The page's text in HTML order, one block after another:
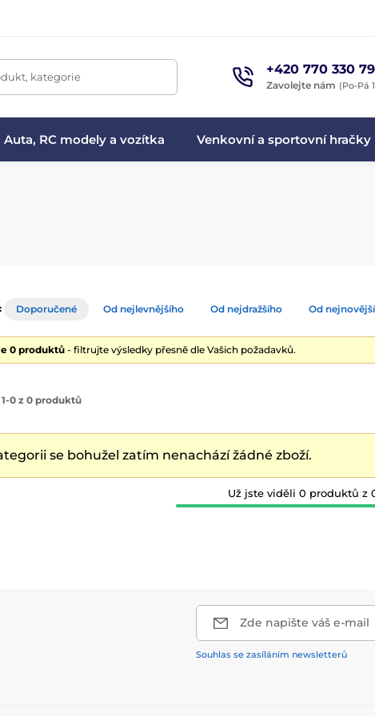
kategorie +420 770 330
Zavolejte nám (Po-Pá
Auta, RC modely a vozítka Venkovní a sportovní hračky
Doporučené Od nejlevnějšího Od nejdražšího Od
0 produktů - filtrujte výsledky přesně dle Vašich požadavků.
0 z 0 produktů
se bohužel zatím nenachází žádné zboží.
Už jste viděli 0 produktů z
Zde napište váš e-mail
Souhlas se zasíláním newsletterů